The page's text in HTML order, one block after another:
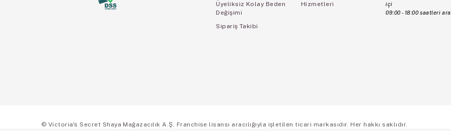
Üyeliksiz Kolay Beden
Değişimi
Sipariş Takibi
Hizmetleri
içi
09:00 - 18:00 saatleri
© Victoria's Secret Shaya Mağazacılık A.Ş. Franchise lisansı aracılığıyla işletilen ticari markasıdır. Her hakkı saklıdır.